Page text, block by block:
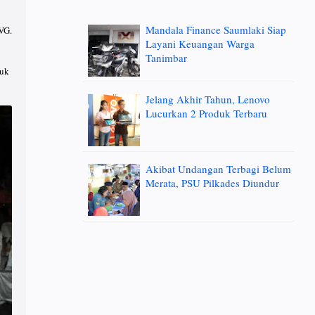
Mandala Finance Saumlaki Siap
Layani Keuangan Warga
Tanimbar
Jelang Akhir Tahun, Lenovo
Lucurkan 2 Produk Terbaru
Akibat Undangan Terbagi Belum
Merata, PSU Pilkades Diundur